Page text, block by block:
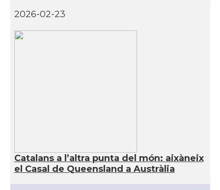
2026-02-23
Catalans a l’altra punta del món: aixàneix
el Casal de Queensland a Austràlia